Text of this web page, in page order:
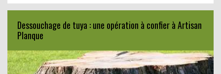
Dessouchage de tuya : une opération à confier à Artisan
Planque